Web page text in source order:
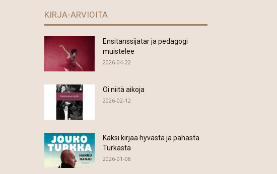
KIRJA-ARVIOITA
Ensitanssijatar ja pedagogi
muistelee
2026-04-22
Oi niitä aikoja
2026-02-12
Kaksi kirjaa hyvästä ja pahasta
Turkasta
2026-01-08